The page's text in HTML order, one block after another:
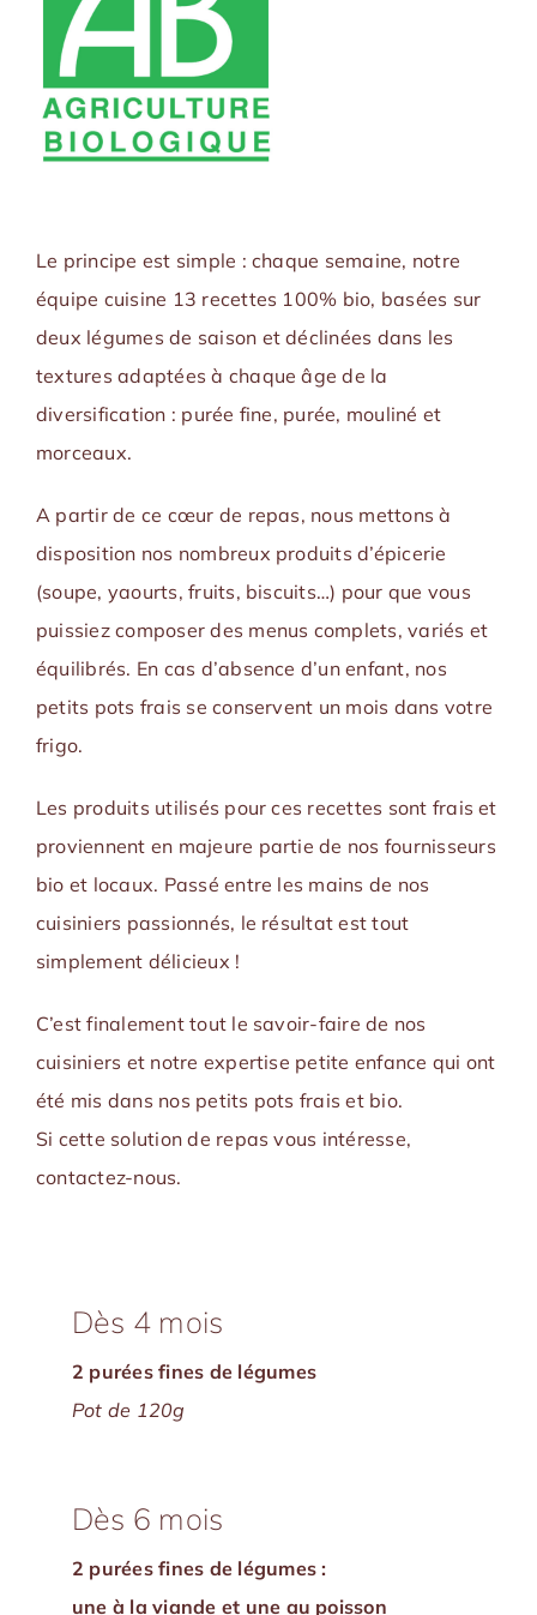
Le principe est simple : chaque semaine, notre
équipe cuisine 13 recettes 100% bio, basées sur
deux légumes de saison et déclinées dans les
textures adaptées à chaque âge de la
diversification : purée fine, purée, mouliné et
morceaux.
A partir de ce cœur de repas, nous mettons à
disposition nos nombreux produits d’épicerie
(soupe, yaourts, fruits, biscuits…) pour que vous
puissiez composer des menus complets, variés et
équilibrés. En cas d’absence d’un enfant, nos
petits pots frais se conservent un mois dans votre
frigo.
Les produits utilisés pour ces recettes sont frais et
proviennent en majeure partie de nos fournisseurs
bio et locaux. Passé entre les mains de nos
cuisiniers passionnés, le résultat est tout
simplement délicieux !
C’est finalement tout le savoir-faire de nos
cuisiniers et notre expertise petite enfance qui ont
été mis dans nos petits pots frais et bio.
Si cette solution de repas vous intéresse,
contactez-nous.
Dès 4 mois
2 purées fines de légumes
Pot de 120g
Dès 6 mois
2 purées fines de légumes :
une à la viande et une au poisson